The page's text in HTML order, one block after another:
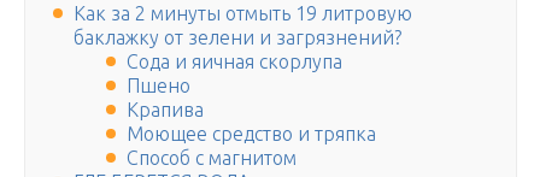
Как за 2 минуты отмыть 19 литровую
баклажку от зелени и загрязнений?
Сода и яичная скорлупа
Пшено
Крапива
Моющее средство и тряпка
Способ с магнитом